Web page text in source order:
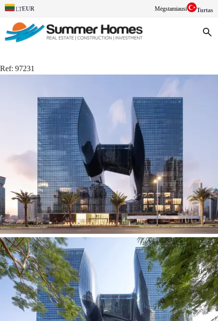
LTEUR Mėgstamiausi Turtas
Ref: 97231